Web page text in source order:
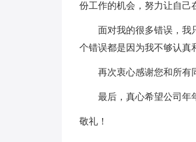
份工作的机会，努力让自己
面对我的很多错误，我只
个错误都是因为我不够认真
再次衷心感谢您和所有同
最后，真心希望公司年
敬礼！